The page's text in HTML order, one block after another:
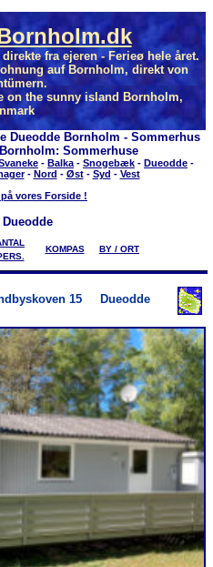
fra ejeren - Ferieø hele året.
auf Bornholm, direkt von
on the sunny island Bornholm,
Dueodde Bornholm - Sommerhus
Sommerhuse
- Balka - Snogebæk - Dueodde -
- Nord - Øst- Syd - Vest
vores Forside !
KOMPAS BY / ORT
15 Dueodde